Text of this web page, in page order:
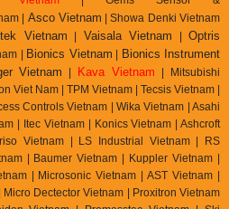
| Asco Vietnam |Showa Denki Vietnam
Vietnam Vaisala Vietnam |Optris
| Bionics Vietnam
Bionics Instrument
Vietnam Kava Vietnam | Mitsubishi
Viet Nam | TPM Vietnam | Tecsis Vietnam |
Controls Vietnam | Wika Vietnam | Asahi
| Itec Vietnam | Konics Vietnam | Ashcroft
Vietnam | LS Industrial Vietnam | RS
| Baumer Vietnam | Kuppler Vietnam |
| Microsonic Vietnam | AST Vietnam |
Dectector Vietnam | Proxitron Vietnam